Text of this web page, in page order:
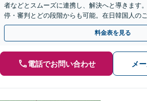
者などとスムーズに連携し、解決へと導きます
停・審判とどの段階からも可能。在日韓国人の
ます【休日・夜間相談可】【京都市役所前駅5分
料金表を見る
電話でお問い合わせ メ